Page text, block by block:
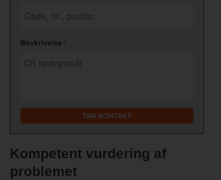
Beskrivelse *
Kompetent vurdering af
problemet